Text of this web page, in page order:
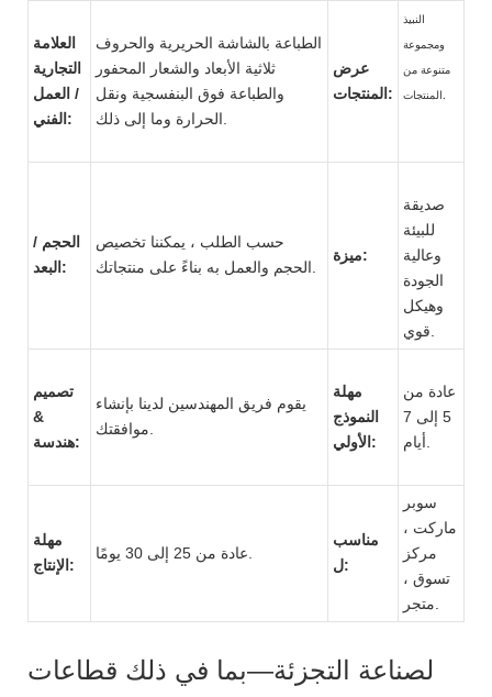
العلامة
التجارية
/ العمل
الفني:
الطباعة بالشاشة الحريرية والحروف
ثلاثية الأبعاد والشعار المحفور
والطباعة فوق البنفسجية ونقل
عرض
المنتجات:
النبيذ
ومجموعة
متنوعة من
الحجم /
البعد:
حسب الطلب ، يمكننا تخصيص
ميزة:
صديقة
للبيئة
وعالية
الجودة
وهيكل
تصميم
&
هندسة:
يقوم فريق المهندسين لدينا بإنشاء
مهلة
النموذج
الأولي:
عادة من
5 إلى 7
مهلة
الإنتاج:
مناسب
ل:
سوبر
ماركت ،
مركز
تسوق ،
لصناعة التجزئة—بما في ذلك قطاعات